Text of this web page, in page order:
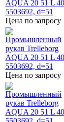
Цена по запросу
Цена по запросу